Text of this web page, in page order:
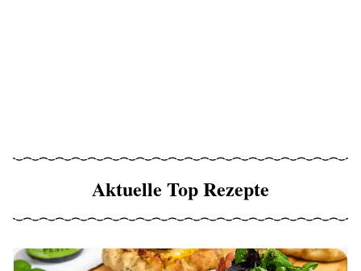
Aktuelle Top Rezepte